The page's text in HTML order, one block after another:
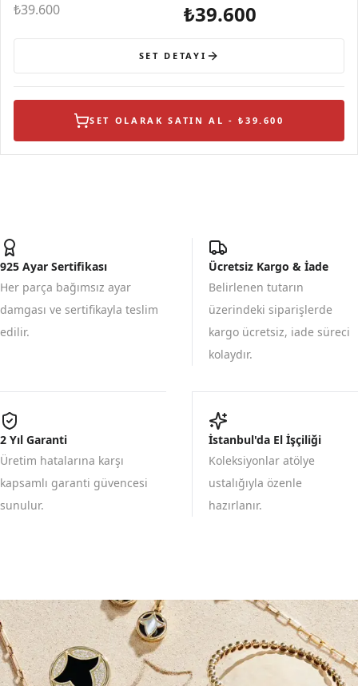
₺39.600 ₺39.600
SET DETAYI
SET OLARAK SATIN AL - ₺39.600
925 Ayar Sertifikası
Her parça bağımsız ayar
damgası ve sertifikayla teslim
edilir.
Ücretsiz Kargo & İade
Belirlenen tutarın
üzerindeki siparişlerde
kargo ücretsiz, iade süreci
kolaydır.
2 Yıl Garanti
Üretim hatalarına karşı
kapsamlı garanti güvencesi
sunulur.
İstanbul'da El İşçiliği
Koleksiyonlar atölye
ustalığıyla özenle
hazırlanır.